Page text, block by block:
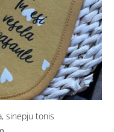
sinepju tonis